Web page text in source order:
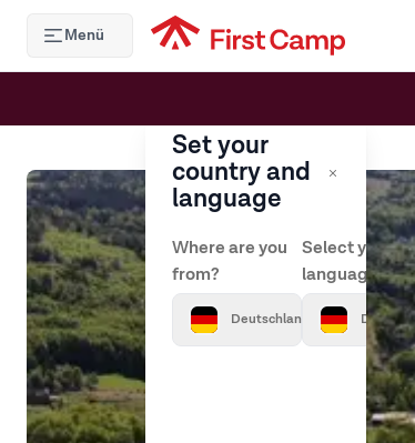
Hoppa till huvudinnehåll
Menü
Set your
country and
language
Where are you
from?
Deutschland
Select your
language?
Deutsch